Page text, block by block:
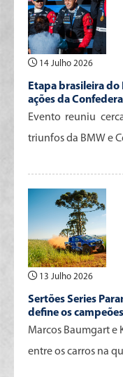
14 Julho 2026
Etapa brasileira do
ações da
Evento reuniu
triunfos da BMW e
13 Julho 2026
Sertões Series
define os
Marcos Baumgart e
entre os carros na